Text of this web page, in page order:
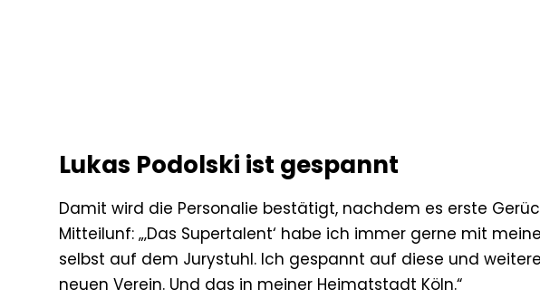
Lukas Podolski ist gespannt
Damit wird die Personalie bestätigt, nachdem es erste
Mitteilunf: „‚Das Supertalent‘ habe ich immer gerne mit
selbst auf dem Jurystuhl. Ich gespannt auf diese und
neuen Verein. Und das in meiner Heimatstadt Köln.“